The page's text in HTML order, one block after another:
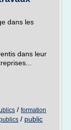
dans les
dans leur
/ formation
/ public